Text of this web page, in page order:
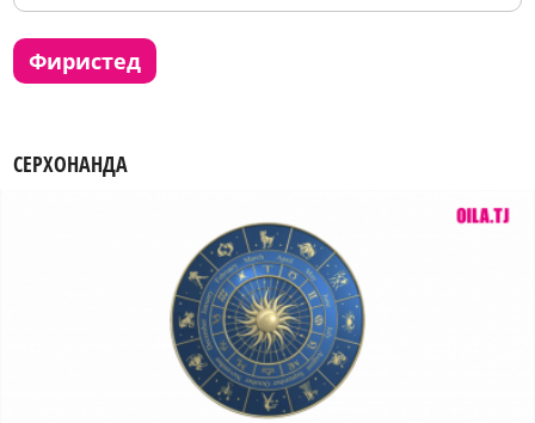
фиристед
СЕРХОНАНДА